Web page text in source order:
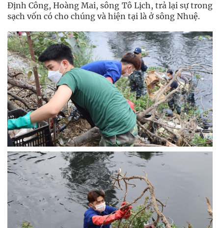
Định Công, Hoàng Mai, sông Tô Lịch, trả lại sự trong
sạch vốn có cho chúng và hiện tại là ở sông Nhuệ.